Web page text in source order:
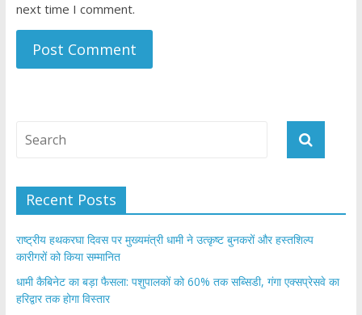
next time I comment.
Recent Posts
राष्ट्रीय हथकरघा दिवस पर मुख्यमंत्री धामी ने उत्कृष्ट बुनकरों और हस्तशिल्प
कारीगरों को किया सम्मानित
​धामी कैबिनेट का बड़ा फैसला: पशुपालकों को 60% तक सब्सिडी, गंगा एक्सप्रेसवे का
हरिद्वार तक होगा विस्तार